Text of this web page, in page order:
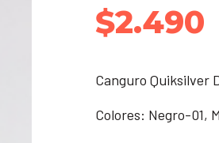
$2.490
Canguro Quiksilver
Colores: Negro-01,